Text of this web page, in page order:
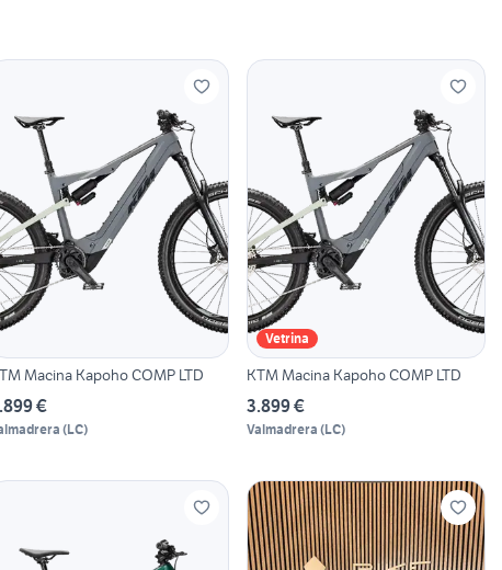
Macina Kapoho COMP LTD
€
(LC)
Vetrina
KTM Macina Kapoho COMP LTD
3.899 €
Valmadrera (LC)